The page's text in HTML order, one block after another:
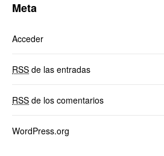
Meta
Acceder
RSS de las entradas
RSS de los comentarios
WordPress.org